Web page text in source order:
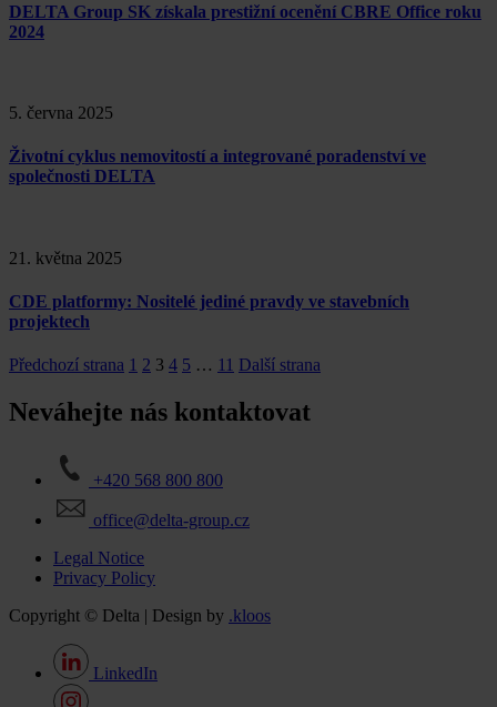
DELTA Group SK získala prestižní ocenění CBRE Office roku
2024
5. června 2025
Životní cyklus nemovitostí a integrované poradenství ve
společnosti DELTA
21. května 2025
CDE platformy: Nositelé jediné pravdy ve stavebních
projektech
Předchozí strana 1 2 3 4 5 … 11 Další strana
Neváhejte nás kontaktovat
+420 568 800 800
office@delta-group.cz
Legal Notice
Privacy Policy
Copyright © Delta | Design by .kloos
LinkedIn